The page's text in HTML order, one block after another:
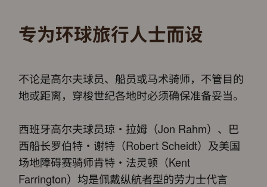
专为环球旅行人士而设
不论是高尔夫球员、船员或马术骑师，不管目的
地或距离，穿梭世纪各地时必须确保准备妥当。
西班牙高尔夫球员琼・拉姆（Jon Rahm）、巴
西船长罗伯特・谢特（Robert Scheidt）及美国
场地障碍赛骑师肯特・法灵顿（Kent
Farrington）均是佩戴纵航者型的劳力士代言